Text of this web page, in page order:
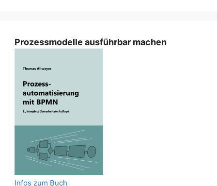
Prozessmodelle ausführbar machen
Infos zum Buch